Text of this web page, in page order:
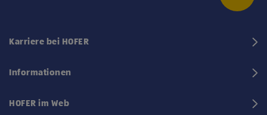
Karriere bei HOFER
Informationen
HOFER im Web